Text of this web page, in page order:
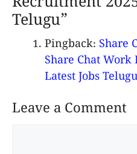
Telugu”
Pingback: Share
Share Chat Work
Latest Jobs Telugu
Leave a Comment